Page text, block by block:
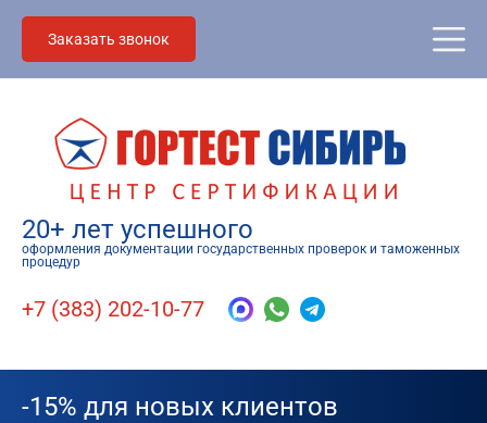
Заказать звонок
20+ лет успешного
оформления документации государственных проверок и таможенных
процедур
+7 (383) 202-10-77
-15% для новых клиентов